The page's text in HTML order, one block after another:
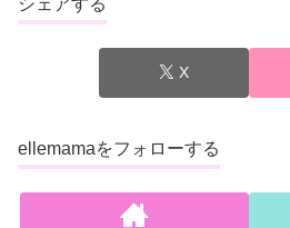
シェアする
X
ellemamaをフォローする